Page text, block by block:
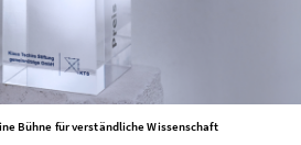
Bühne für verständliche Wissenschaft